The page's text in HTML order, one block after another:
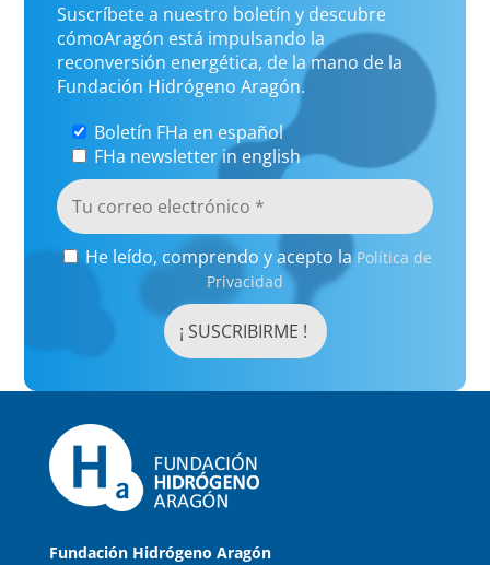
Suscríbete a nuestro boletín y descubre
cómoAragón está impulsando la
reconversión energética, de la mano de la
Fundación Hidrógeno Aragón.
Boletín FHa en español
FHa newsletter in english
He leído, comprendo y acepto la Política de
Privacidad
Fundación Hidrógeno Aragón